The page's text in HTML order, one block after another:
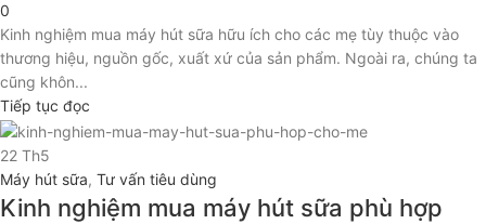
0
Kinh nghiệm mua máy hút sữa hữu ích cho các mẹ tùy thuộc vào
thương hiệu, nguồn gốc, xuất xứ của sản phẩm. Ngoài ra, chúng ta
cũng khôn...
Tiếp tục đọc
22 Th5
Máy hút sữa, Tư vấn tiêu dùng
Kinh nghiệm mua máy hút sữa phù hợp